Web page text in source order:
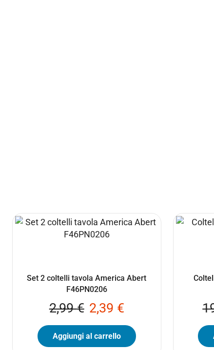
Set 2 coltelli tavola America Abert
F46PN0206
2,99€ 2,39 €
Aggiungi al carrello